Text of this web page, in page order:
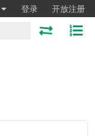
登录 开放注册